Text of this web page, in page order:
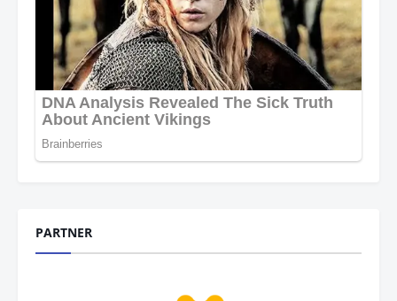
PARTNER